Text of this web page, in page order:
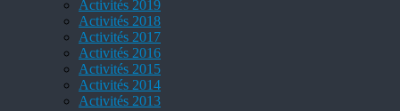
Activités 2019
Activités 2018
Activités 2017
Activités 2016
Activités 2015
Activités 2014
Activités 2013